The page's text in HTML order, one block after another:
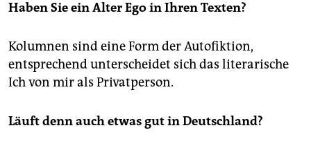
Haben Sie ein Alter Ego in Ihren Texten?
Kolumnen sind eine Form der Autofiktion,
entsprechend unterscheidet sich das literarische
Ich von mir als Privatperson.
Läuft denn auch etwas gut in Deutschland?